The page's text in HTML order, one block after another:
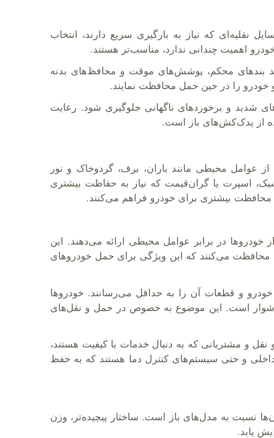
که نیاز به بارگیری سریع دارند، انتخاب
اهمیت چندانی ندارد، مناسب‌تر هستند.
بندهای محکم، پوشش‌های موقت و محافظ‌های بدنه
خودرو را در حین حمل محافظت نمایند.
شدید و برخوردهای ناگهانی جلوگیری شود. رعایت
از یدک‌کش‌های باز است.
عوامل محیطی مانند باران، برف، گردوخاک و نور
اسپرت یا گران‌قیمت که نیاز به حفاظت بیشتری
محافظت بیشتری برای خودرو فراهم می‌کنند.
در برابر عوامل محیطی ارائه می‌دهند. این
محافظت می‌کنند که این ویژگی برای حمل خودروهای
و قطعات آن را به حداقل می‌رسانند. خودروها
دشوار است. این موضوع به خصوص در حمل و نقل‌های
و مشتریانی که به دنبال خدمات با کیفیت هستند،
داخلی و حتی سیستم‌های کنترل دما هستند که به حفظ
نسبت به مدل‌های باز است. ساختار پیچیده‌تر، وزن
یابد.